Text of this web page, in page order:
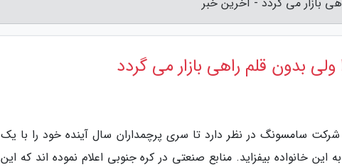
سامسونگ در نظر دارد تا سری پرچمداران سال آینده خود را با یک
خانواده بیفزاید. منابع صنعتی در کره جنوبی اعلام نموده اند که این